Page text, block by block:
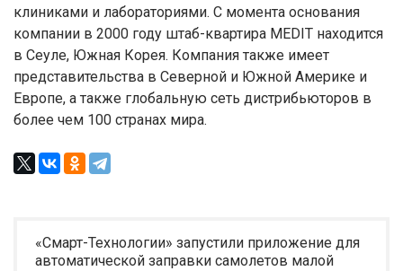
клиниками и лабораториями. С момента основания
компании в 2000 году штаб-квартира MEDIT находится
в Сеуле, Южная Корея. Компания также имеет
представительства в Северной и Южной Америке и
Европе, а также глобальную сеть дистрибьюторов в
более чем 100 странах мира.
«Смарт-Технологии» запустили приложение для
автоматической заправки самолетов малой